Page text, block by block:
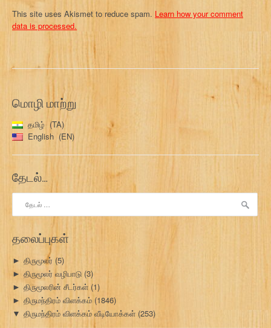
This site uses Akismet to reduce spam. Learn how your comment
data is processed.
மொழி மாற்று
தமிழ்
TA
English
EN
தேடல்…
தேடு:
தலைப்புகள்
► திருமூலர் (5)
► திருமூலர் வழிபாடு (3)
► திருமூலரின் சீடர்கள் (1)
► திருமந்திரம் விளக்கம் (1846)
▼ திருமந்திரம் விளக்கம் வீடியோக்கள் (253)